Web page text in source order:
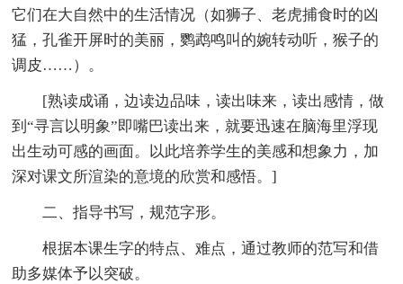
它们在大自然中的生活情况（如狮子、老虎捕食时的凶
猛，孔雀开屏时的美丽，鹦鹉鸣叫的婉转动听，猴子的
调皮……）。
[熟读成诵，边读边品味，读出味来，读出感情，做
到“寻言以明象”即嘴巴读出来，就要迅速在脑海里浮现
出生动可感的画面。以此培养学生的美感和想象力，加
深对课文所渲染的意境的欣赏和感悟。]
二、指导书写，规范字形。
根据本课生字的特点、难点，通过教师的范写和借
助多媒体予以突破。